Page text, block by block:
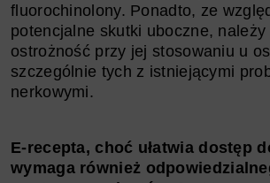
fluorochinolony. Ponadto, ze
potencjalne skutki uboczne,
ostrożność przy jej stosowaniu u
szczególnie tych z istniejącymi
nerkowymi.
E-recepta, choć ułatwia dostęp
wymaga również